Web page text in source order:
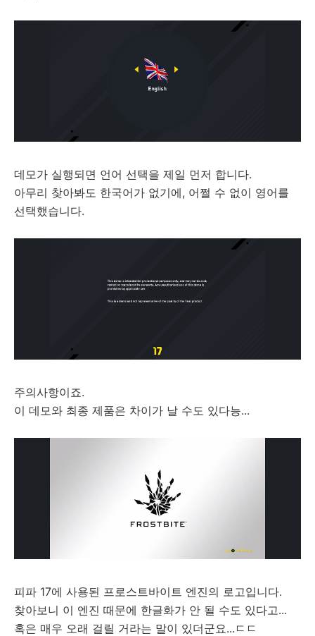
데모가 실행되면 언어 선택을 제일 먼저 합니다.
아무리 찾아봐도 한국어가 없기에, 어쩔 수 없이 영어를
선택했습니다.
주의사항이죠.
이 데모와 최종 제품은 차이가 날 수도 있다능...
피파 17에 사용된 프로스트바이트 엔진의 로고입니다.
찾아보니 이 엔진 때문에 한글화가 안 될 수도 있다고...
혹은 매우 오래 걸릴 거라는 말이 있더군요...ㄷㄷ